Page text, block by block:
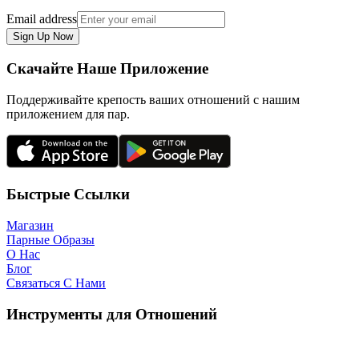
Email address
Sign Up Now
Скачайте Наше Приложение
Поддерживайте крепость ваших отношений с нашим
приложением для пар.
Быстрые Ссылки
Магазин
Парные Образы
О Нас
Блог
Связаться С Нами
Инструменты для Отношений